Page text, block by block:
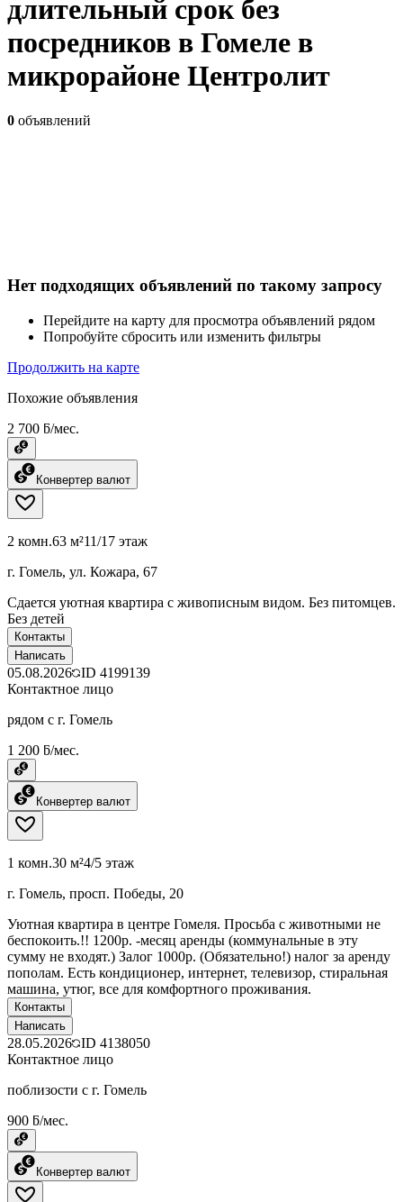
длительный срок без
посредников в Гомеле в
микрорайоне Центролит
0 объявлений
Нет подходящих объявлений по такому запросу
Перейдите на карту для просмотра объявлений рядом
Попробуйте сбросить или изменить фильтры
Продолжить на карте
Похожие объявления
2 700 ƃ/мес.
Конвертер валют
2 комн.63 м²11/17 этаж
г. Гомель, ул. Кожара, 67
Сдается уютная квартира с живописным видом. Без питомцев.
Без детей
Контакты
Написать
05.08.2026 ID 4199139
Контактное лицо
рядом с г. Гомель
1 200 ƃ/мес.
Конвертер валют
1 комн.30 м²4/5 этаж
г. Гомель, просп. Победы, 20
Уютная квартира в центре Гомеля. Просьба с животными не
беспокоить.!! 1200р. -месяц аренды (коммунальные в эту
сумму не входят.) Залог 1000р. (Обязательно!) налог за аренду
пополам. Есть кондиционер, интернет, телевизор, стиральная
машина, утюг, все для комфортного проживания.
Контакты
Написать
28.05.2026 ID 4138050
Контактное лицо
поблизости с г. Гомель
900 ƃ/мес.
Конвертер валют